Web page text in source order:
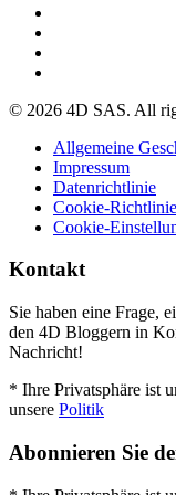
© 2026 4D SAS. All
Allgemeine
Impressum
Datenrichtlinie
Cookie-Richtlinie
Cookie-
Kontakt
Sie haben eine Frage,
den 4D Bloggern in
Nachricht!
* Ihre Privatsphäre ist
unsere Politik
Abonnieren Sie